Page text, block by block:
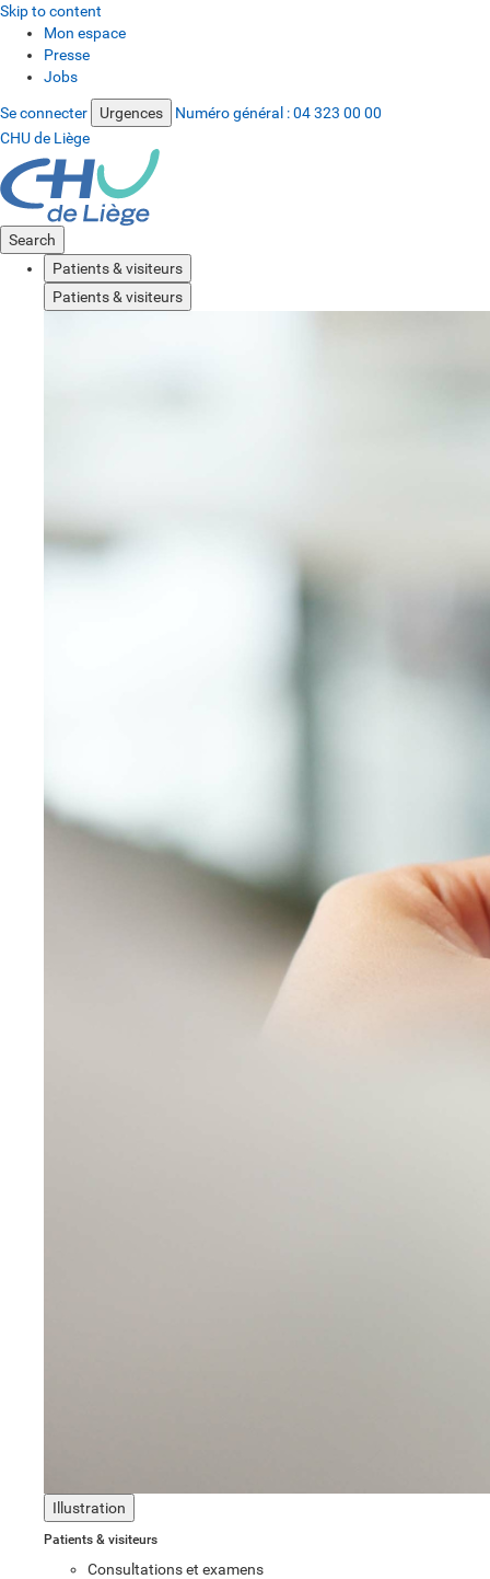
Skip to content
Mon espace
Presse
Jobs
Se connecter Urgences Numéro général :04 323 00 00
CHU de Liège
Search
Patients & visiteurs
Patients & visiteurs
Illustration
Patients & visiteurs
Consultations et examens